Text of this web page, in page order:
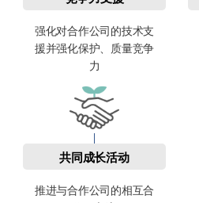
强化对合作公司的技术支
援并强化保护、质量竞争
力
共同成长活动
推进与合作公司的相互合